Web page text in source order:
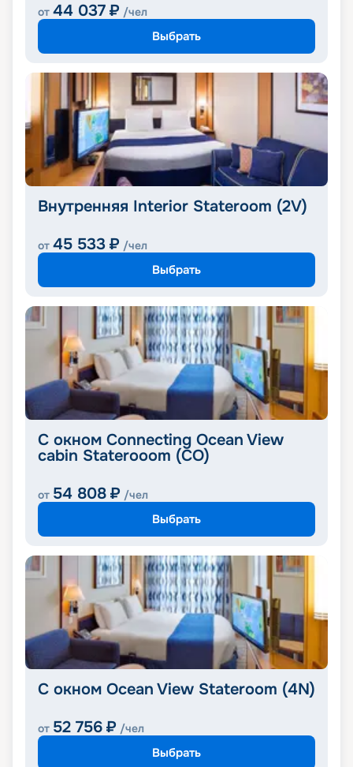
от 44 037 ₽ /чел
Выбрать
Внутренняя Interior Stateroom (2V)
от 45 533 ₽ /чел
Выбрать
C окном Connecting Ocean View
cabin Staterooom (CO)
от 54 808 ₽ /чел
Выбрать
С окном Ocean View Stateroom (4N)
от 52 756 ₽ /чел
Выбрать